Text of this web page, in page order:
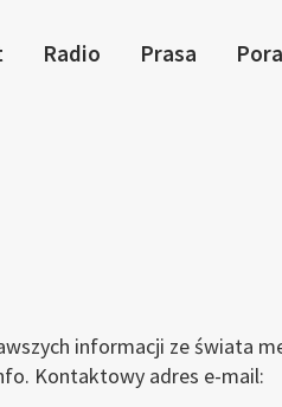
Radio Prasa
informacji ze świata
Kontaktowy adres e-mail: